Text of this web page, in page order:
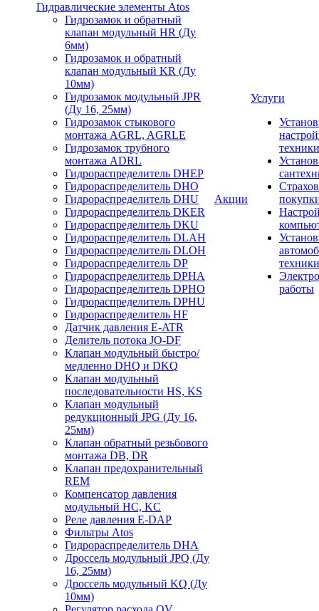
Гидравлические элементы Atos
Гидрозамок и обратный
клапан модульный HR (Ду
6мм)
Гидрозамок и обратный
клапан модульный KR (Ду
10мм)
Гидрозамок модульный JPR
(Ду 16, 25мм)
Гидрозамок стыкового
монтажа AGRL, AGRLE
Гидрозамок трубного
монтажа ADRL
Гидрораспределитель DHEP
Гидрораспределитель DHO
Гидрораспределитель DHU
Гидрораспределитель DKER
Гидрораспределитель DKU
Гидрораспределитель DLAH
Гидрораспределитель DLOH
Гидрораспределитель DP
Гидрораспределитель DPHA
Гидрораспределитель DPHO
Гидрораспределитель DPHU
Гидрораспределитель HF
Датчик давления E-ATR
Делитель потока JO-DF
Клапан модульный быстро/
медленно DHQ и DKQ
Клапан модульный
последовательности HS, KS
Клапан модульный
редукционный JPG (Ду 16,
25мм)
Клапан обратный резьбового
монтажа DB, DR
Клапан предохранительный
REM
Компенсатор давления
модульный HC, KC
Реле давления E-DAP
Фильтры Atos
Гидрораспределитель DHA
Дроссель модульный JPQ (Ду
16, 25мм)
Дроссель модульный KQ (Ду
10мм)
Акции
Услуги
техники
техники
работы